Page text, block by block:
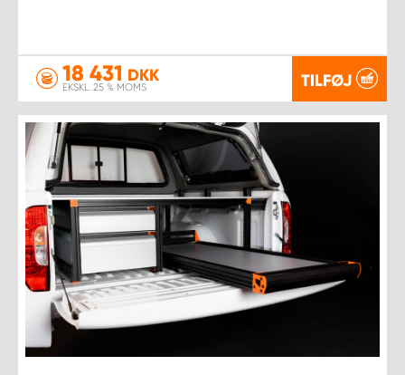
18 431 DKK
EKSKL. 25 % MOMS TILFØJ